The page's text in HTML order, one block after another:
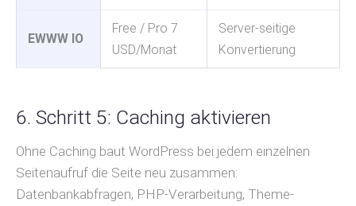
EWWW IO
Free / Pro 7
USD/Monat
Server-seitige
Konvertierung
6. Schritt 5: Caching aktivieren
Ohne Caching baut WordPress bei jedem einzelnen
Seitenaufruf die Seite neu zusammen:
Datenbankabfragen, PHP-Verarbeitung, Theme-